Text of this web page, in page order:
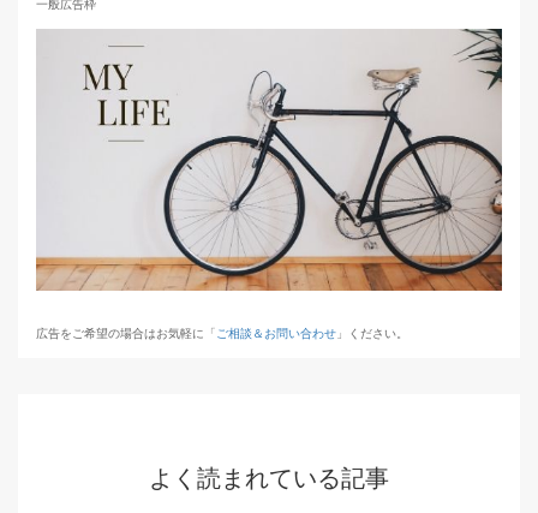
一般広告枠
広告をご希望の場合はお気軽に「ご相談＆お問い合わせ 」ください。
よく読まれている記事